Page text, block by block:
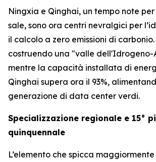
Ningxia e Qinghai, un tempo note
sale, sono ora centri nevralgici per
il calcolo a zero emissioni di
costruendo una "valle dell'Idrogeno-
mentre la capacità installata di
Qinghai supera ora il 93%,
generazione di data center verdi.
Specializzazione regionale e 15°
quinquennale
L’elemento che spicca